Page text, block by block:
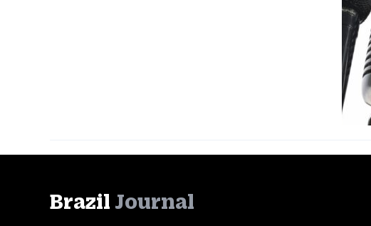
Brazil Journal